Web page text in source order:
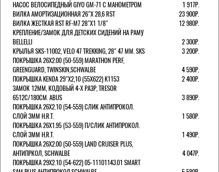
НАСОС ВЕЛОСИПЕДНЫЙ GIYO GM-71 С МАНОМЕТРОМ
1 917Р.
ВИЛКА АМОРТИЗАЦИОННАЯ 26"Х 28,6 RST
23 900Р.
ВИЛКА ЖЕСТКАЯ RST RF-M7 28"Х1 1/8"
12 980Р.
КРЕПЛЕНИЕ/ЗАМОК ДЛЯ ДЕТСКИХ СИДЕНИЙ НА РАМУ
BELLELLI
2 300Р.
КРЫЛЬЯ SKS-11002, VELO 47 TREKKING, 28" 47 ММ. SKS
3 200Р.
ПОКРЫШКА 26X2.00 (50-559) MARATHON PERF,
GREENGUARD, TWINSKIN,SCHWALBE
4 590Р.
ПОКРЫШКА KENDA 29"Х2,10 (55X622) K1153
2 400Р.
ЗАМОК 12ММ, КОДОВЫЙ 4-Х РАЗР, TRESOR
6512C/180СМ. ABUS
3 890Р.
ПОКРЫШКА 26X2.10 (54-559) СЛИК АНТИПРОКОЛ.
СЛОЙ 3ММ H.R.T.
1 580Р.
ПОКРЫШКА 26X1.95 (53-559) П/СЛИК АНТИПРОКОЛ.
СЛОЙ 3ММ H.R.T.
1 490Р.
ПОКРЫШКА 26X2.00 (50-559) LAND CRUISER PLUS,
АНТИПРКОЛ, SCHWALBE
4 047Р.
ПОКРЫШКА 29X2.10 (54-622) 05-11101143.01 SMART